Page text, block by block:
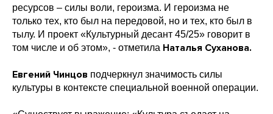
ресурсов – силы воли, героизма. И героизма не
только тех, кто был на передовой, но и тех, кто был в
тылу. И проект «Культурный десант 45/25» говорит в
том числе и об этом», - отметила Наталья Суханова.
Евгений Чинцов подчеркнул значимость силы
культуры в контексте специальной военной операции.